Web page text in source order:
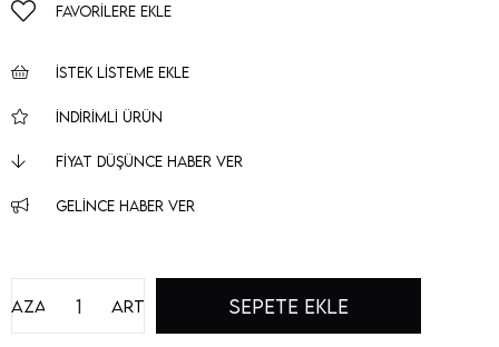
FAVORILERE EKLE
İSTEK LISTEME EKLE
İNDIRIMLI ÜRÜN
FIYAT DÜŞÜNCE HABER VER
GELINCE HABER VER
Artır
Azalt